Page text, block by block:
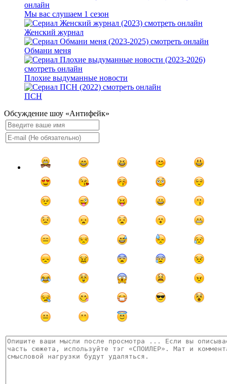
Мы вас слушаем 1 сезон
Женский журнал
Обмани меня
Плохие выдуманные новости
ПСН
Обсуждение шоу «Антифейк»